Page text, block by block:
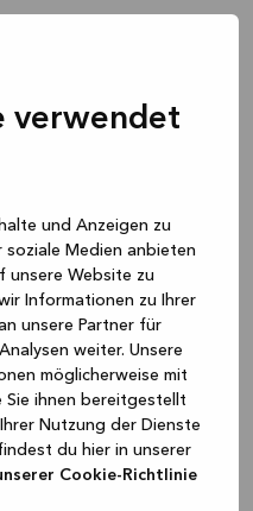
verwendet
und Anzeigen zu
soziale Medien anbieten
unsere Website zu
Informationen zu Ihrer
unsere Partner für
weiter. Unsere
möglicherweise mit
Sie ihnen bereitgestellt
Nutzung der Dienste
du hier in unserer
Cookie-Richtlinie